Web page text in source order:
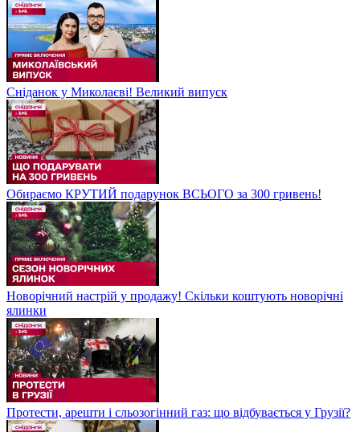
Сніданок у Миколаєві! Великий випуск
Обираємо КРУТИЙ подарунок ВСЬОГО за 300 гривень!
Новорічний настрій у продажу! Скільки коштують новорічні
ялинки
Протести, арешти і сльозогінний газ: що відбувається у Грузії?